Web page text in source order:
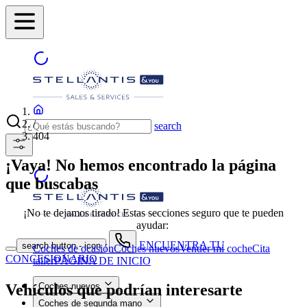
search
search button - icon
ENCUENTRA TU
CONCESIONARIO
Coches nuevos
Coches de segunda mano
/
404
¡Vaya! No hemos encontrado la página
que buscabas
¡No te dejamos tirado! Estas secciones seguro que te pueden
ayudar:
Coches de ocasiónCoches nuevosVender mi cocheCita
tallerPÁGINA DE INICIO
Vehículos que podrían interesarte